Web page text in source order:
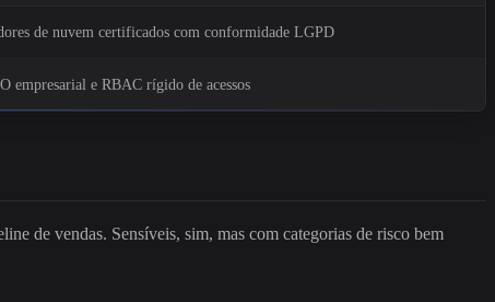
de nuvem certificados com conformidade LGPD
empresarial e RBAC rígido de acessos
de vendas. Sensíveis, sim, mas com categorias de risco bem